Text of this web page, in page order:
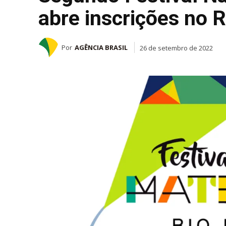
abre inscrições no
Por AGÊNCIA BRASIL 26 de setembro de 2022